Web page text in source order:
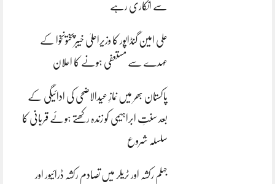
سے انکاری رہے
علی امین گنڈاپور کا وزیراعلیٰ خیبرپختونخوا کے
عہدے سے مستعفی ہونے کا اعلان
پاکستان بھر میں نمازِ عیدالاضحی کی ادائیگی کے
بعد سنتِ ابراہیمی کو زندہ رکھتے ہوئے قربانی کا
سلسلہ شروع
جہلم رکشہ اور ٹریلر میں تصادم رکشہ ڈرائیور اور